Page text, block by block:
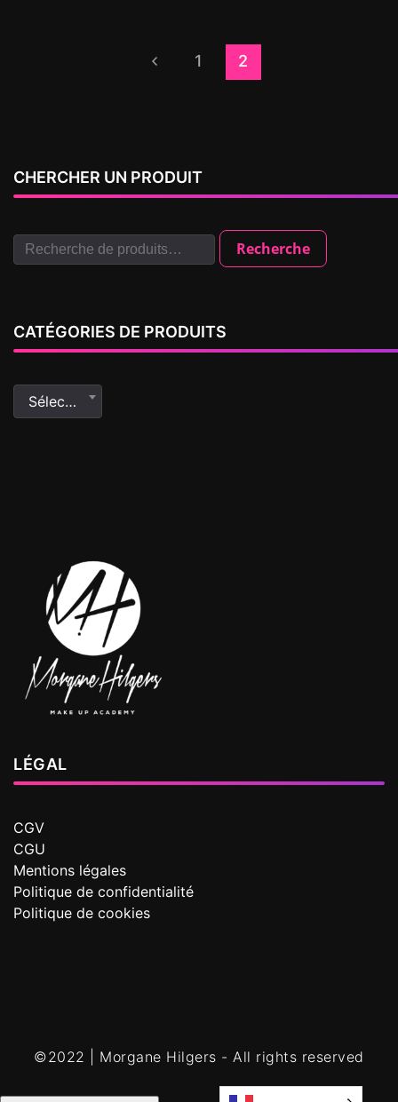
1 2
CHERCHER UN PRODUIT
Recherche
CATÉGORIES DE PRODUITS
Sélectionner une catégorie
LÉGAL
CGV
CGU
Mentions légales
Politique de confidentialité
Politique de cookies
©2022 | Morgane Hilgers - All rights reserved